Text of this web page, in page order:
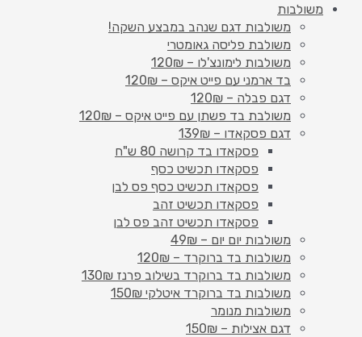
משולבות
משולבות דגם שנהב במבצע השקה!
משולבת פליסה גאומטרי
משולבות לימונצ'לו – 120₪
בד ארמני עם פייט איקס – 120₪
דגם פבלה – 120₪
משולבת בד פשתן עם פייט איקס – 120₪
דגם פסקאדו – 139₪
פסקאדו בד קרושה 80 ש"ח
פסקאדו תכשיט כסף
פסקאדו תכשיט כסף פס לבן
פסקאדו תכשיט זהב
פסקאדו תכשיט זהב פס לבן
משולבות יום יום – 49₪
משולבות בד ברוקרד – 120₪
משולבות בד ברוקרד בשילוב פרנז 130₪
משולבות בד ברוקרד איטלקי 150₪
משולבות מנומר
דגם אצילות – 150₪